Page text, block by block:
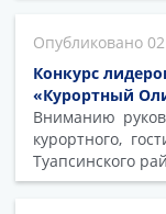
Конкурс
«Курортный
Вниманию
курортного,
Туапсинского